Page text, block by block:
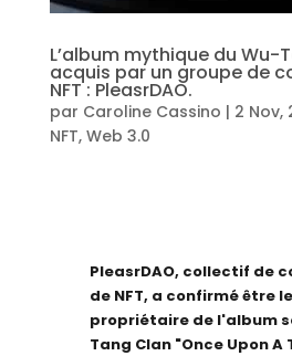
L’album mythique du Wu-
acquis par un groupe de
NFT : PleasrDAO.
par Caroline Cassino | 2 Nov,
NFT, Web 3.0
PleasrDAO, collectif de
de NFT, a confirmé être
propriétaire de l'album
Tang Clan "Once Upon A